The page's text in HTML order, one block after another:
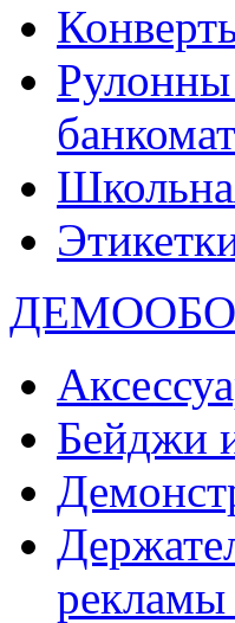
Рулонны
Бейджи
рекламы